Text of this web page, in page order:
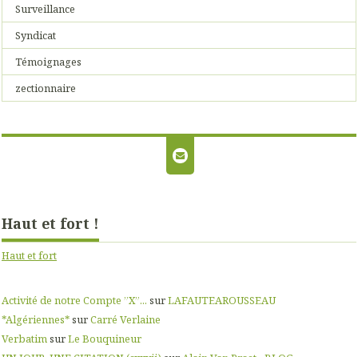
Surveillance
Syndicat
Témoignages
zectionnaire
Haut et fort !
Haut et fort
Activité de notre Compte ”X”... surLAFAUTEAROUSSEAU
*Algériennes*surCarré Verlaine
VerbatimsurLe Bouquineur